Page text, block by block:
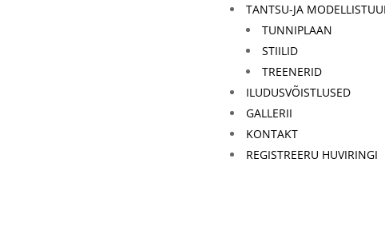
TANTSU-JA
TUNNIPLAAN
STIILID
TREENERID
ILUDUSVÕISTLUSED
GALLERII
KONTAKT
REGISTREERU HUVIRINGI